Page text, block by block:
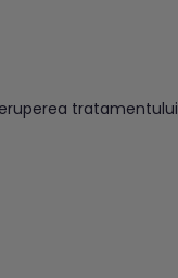
tratamentului